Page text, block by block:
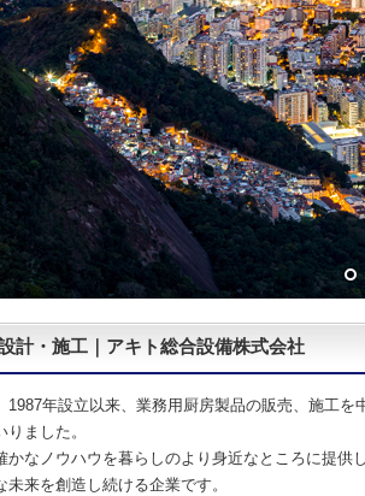
計・施工｜アキト総合設備株式会社
1987年設立以来、業務用厨房製品の販売、施工を
ました。
かなノウハウを暮らしのより身近なところに提供
来を創造し続ける企業です。